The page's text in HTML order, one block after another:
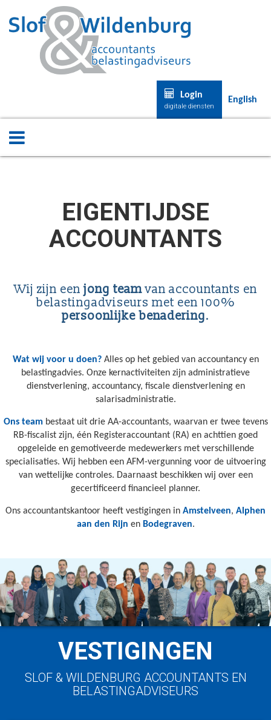
Login
digitale diensten
English
EIGENTIJDSE
ACCOUNTANTS
Wij zijn een jong teamvan accountants en
belastingadviseurs met een 100%
persoonlijke benadering.
Wat wij voor u doen?Alles op het gebied van accountancy en
belastingadvies. Onze kernactiviteiten zijn administratieve
dienstverlening, accountancy, fiscale dienstverlening en
salarisadministratie.
Ons teambestaat uit drie AA-accountants, waarvan er twee tevens
RB-fiscalist zijn, één Registeraccountant (RA) en achttien goed
opgeleide en gemotiveerde medewerkers met verschillende
specialisaties. Wij hebben een AFM-vergunning voor de uitvoering
van wettelijke controles. Daarnaast beschikken wij over een
gecertificeerd financieel planner.
Ons accountantskantoor heeft vestigingen in Amstelveen, Alphen
aan den Rijn en Bodegraven.
VESTIGINGEN
SLOF & WILDENBURG ACCOUNTANTS EN
BELASTINGADVISEURS